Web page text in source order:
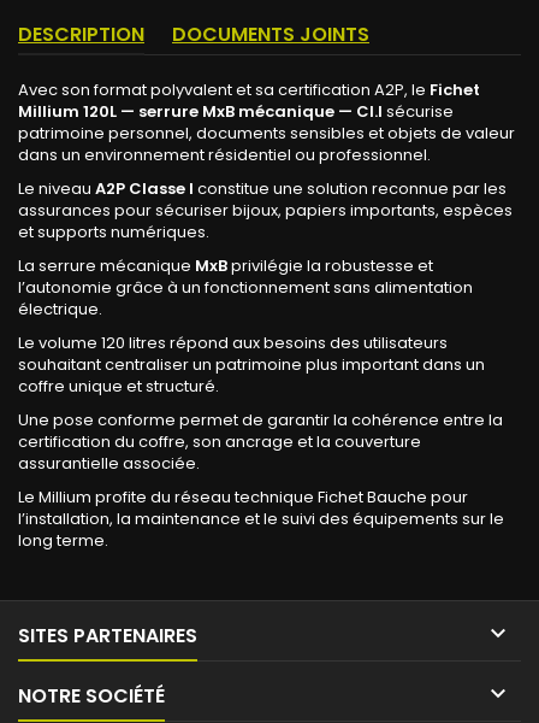
DESCRIPTION DOCUMENTS JOINTS
Avec son format polyvalent et sa certification A2P, le Fichet
Millium 120L — serrure MxB mécanique — Cl.I sécurise
patrimoine personnel, documents sensibles et objets de valeur
dans un environnement résidentiel ou professionnel.
Le niveau A2P Classe I constitue une solution reconnue par les
assurances pour sécuriser bijoux, papiers importants, espèces
et supports numériques.
La serrure mécanique MxBprivilégie la robustesse et
l’autonomie grâce à un fonctionnement sans alimentation
électrique.
Le volume 120 litres répond aux besoins des utilisateurs
souhaitant centraliser un patrimoine plus important dans un
coffre unique et structuré.
Une pose conforme permet de garantir la cohérence entre la
certification du coffre, son ancrage et la couverture
assurantielle associée.
Le Millium profite du réseau technique Fichet Bauche pour
l’installation, la maintenance et le suivi des équipements sur le
long terme.
SITES PARTENAIRES 
NOTRE SOCIÉTÉ 